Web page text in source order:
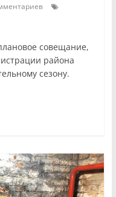
совещание,
района
сезону.